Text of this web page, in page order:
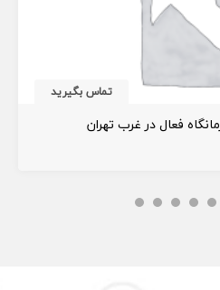
تماس بگیرید
فعال در غرب تهران